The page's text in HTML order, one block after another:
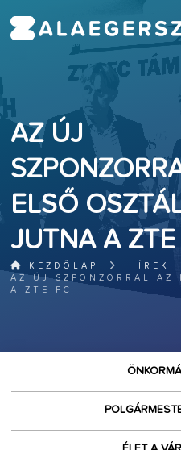
AZ ÚJ
ELSŐ
JUTNA A ZTE
KEZDŐLAP
HÍREK
AZ ÚJ SZPONZORRAL AZ
A ZTE FC